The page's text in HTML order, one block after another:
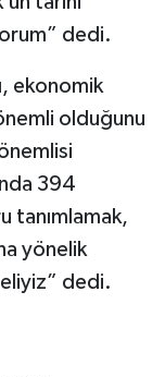
dedi.
ekonomik
olduğunu
394
tanımlamak,
yönelik
dedi.